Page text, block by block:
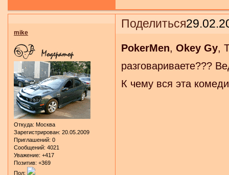
Поделиться
mike
Откуда: Москва
Зарегистрирован: 20.05.2009
Приглашений: 0
Сообщений: 4021
Уважение: +417
Позитив: +369
Пол:
PokerMen,Okey Gy,
разговариваете???
К чему вся эта